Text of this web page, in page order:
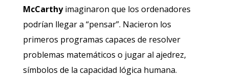
McCarthyimaginaron que los ordenadores
podrían llegar a “pensar”. Nacieron los
primeros programas capaces de resolver
problemas matemáticos o jugar al ajedrez,
símbolos de la capacidad lógica humana.